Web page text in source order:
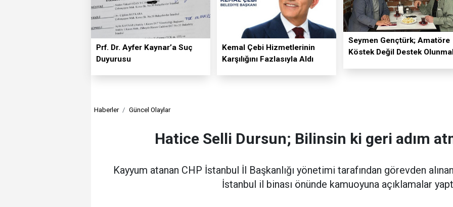
Prf. Dr. Ayfer Kaynar’a Suç
Duyurusu
Kemal Çebi Hizmetlerinin
Karşılığını Fazlasıyla Aldı
Seymen Gençtürk; Amatöre
Köstek Değil Destek
Haberler Güncel Olaylar
Hatice Selli Dursun; Bilinsin ki geri adım
Kayyum atanan CHP İstanbul İl Başkanlığı yönetimi tarafından görevden
İstanbul il binası önünde kamuoyuna açıklamalar